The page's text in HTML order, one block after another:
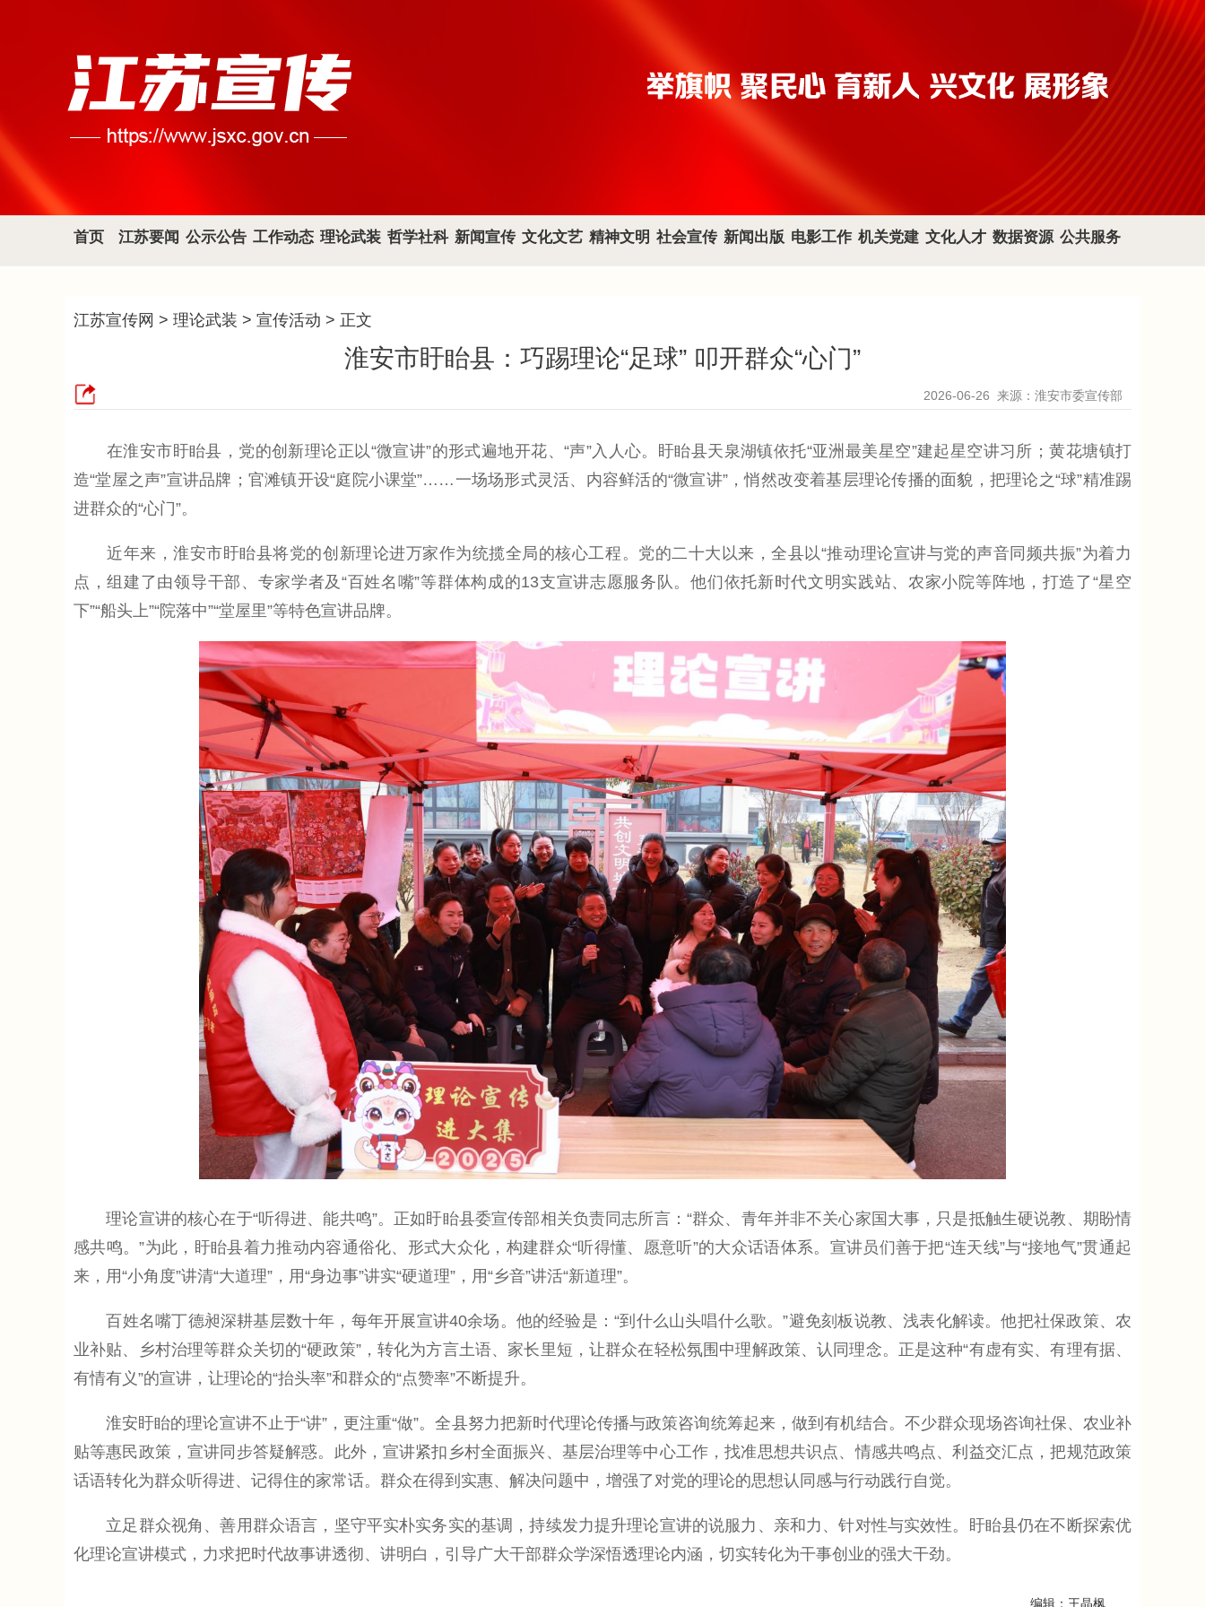
首页 江苏要闻 公示公告 工作动态 理论武装 哲学社科 新闻宣传 文化文艺 精神文明 社会宣传 新闻出版 电影工作 机关党建 文化人才 数据资源 公共服务
江苏宣传网 > 理论武装 > 宣传活动 > 正文
淮安市盱眙县：巧踢理论“足球” 叩开群众“心门”
2026-06-26 来源：淮安市委宣传部
在淮安市盱眙县，党的创新理论正以“微宣讲”的形式遍地开花、“声”入人心。盱眙县天泉湖镇依托“亚洲最美星空”建起星空讲习所；黄花塘镇打
造“堂屋之声”宣讲品牌；官滩镇开设“庭院小课堂”……一场场形式灵活、内容鲜活的“微宣讲”，悄然改变着基层理论传播的面貌，把理论之“球”精准踢
进群众的“心门”。
近年来，淮安市盱眙县将党的创新理论进万家作为统揽全局的核心工程。党的二十大以来，全县以“推动理论宣讲与党的声音同频共振”为着力
点，组建了由领导干部、专家学者及“百姓名嘴”等群体构成的13支宣讲志愿服务队。他们依托新时代文明实践站、农家小院等阵地，打造了“星空
下”“船头上”“院落中”“堂屋里”等特色宣讲品牌。
理论宣讲的核心在于“听得进、能共鸣”。正如盱眙县委宣传部相关负责同志所言：“群众、青年并非不关心家国大事，只是抵触生硬说教、期盼情
感共鸣。”为此，盱眙县着力推动内容通俗化、形式大众化，构建群众“听得懂、愿意听”的大众话语体系。宣讲员们善于把“连天线”与“接地气”贯通起
来，用“小角度”讲清“大道理”，用“身边事”讲实“硬道理”，用“乡音”讲活“新道理”。
百姓名嘴丁德昶深耕基层数十年，每年开展宣讲40余场。他的经验是：“到什么山头唱什么歌。”避免刻板说教、浅表化解读。他把社保政策、农
业补贴、乡村治理等群众关切的“硬政策”，转化为方言土语、家长里短，让群众在轻松氛围中理解政策、认同理念。正是这种“有虚有实、有理有据、
有情有义”的宣讲，让理论的“抬头率”和群众的“点赞率”不断提升。
淮安盱眙的理论宣讲不止于“讲”，更注重“做”。全县努力把新时代理论传播与政策咨询统筹起来，做到有机结合。不少群众现场咨询社保、农业补
贴等惠民政策，宣讲同步答疑解惑。此外，宣讲紧扣乡村全面振兴、基层治理等中心工作，找准思想共识点、情感共鸣点、利益交汇点，把规范政策
话语转化为群众听得进、记得住的家常话。群众在得到实惠、解决问题中，增强了对党的理论的思想认同感与行动践行自觉。
立足群众视角、善用群众语言，坚守平实朴实务实的基调，持续发力提升理论宣讲的说服力、亲和力、针对性与实效性。盱眙县仍在不断探索优
化理论宣讲模式，力求把时代故事讲透彻、讲明白，引导广大干部群众学深悟透理论内涵，切实转化为干事创业的强大干劲。
编辑：王晶枫